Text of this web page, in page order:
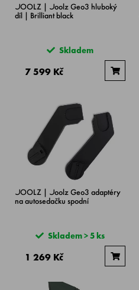
JOOLZ | Joolz Geo3 hluboký
díl | Brilliant black
Skladem
7 599 Kč
JOOLZ | Joolz Geo3 adaptéry
na autosedačku spodní
Skladem > 5 ks
1 269 Kč